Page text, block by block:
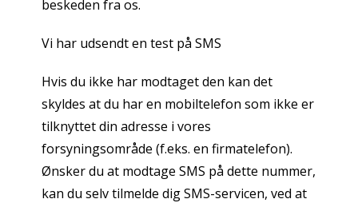
beskeden fra os.
Vi har udsendt en test på SMS
Hvis du ikke har modtaget den kan det
skyldes at du har en mobiltelefon som ikke er
tilknyttet din adresse i vores
forsyningsområde (f.eks. en firmatelefon).
Ønsker du at modtage SMS på dette nummer,
kan du selv tilmelde dig SMS-servicen, ved at